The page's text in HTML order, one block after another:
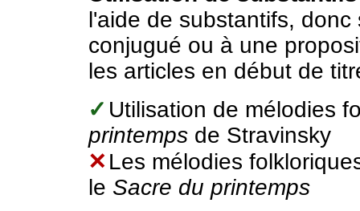
l'aide de substantifs,
conjugué ou à une
les articles en début de
✓ Utilisation de mélodies
printemps de Stravinsky
✕ Les mélodies
le Sacre du printemps